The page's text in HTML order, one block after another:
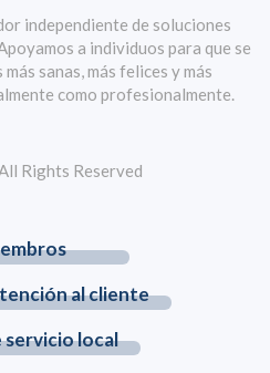
independiente de soluciones
a individuos para que se
sanas, más felices y más
como profesionalmente.
al cliente
servicio local
Rights Reserved